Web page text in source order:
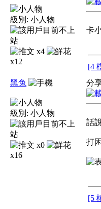
級別: 小人物
x4
x12
卡
[4
黑兔
級別: 小人物
x0
x16
分
話
打
[5